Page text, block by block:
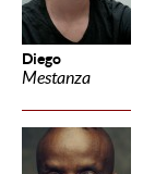
Diego
Mestanza